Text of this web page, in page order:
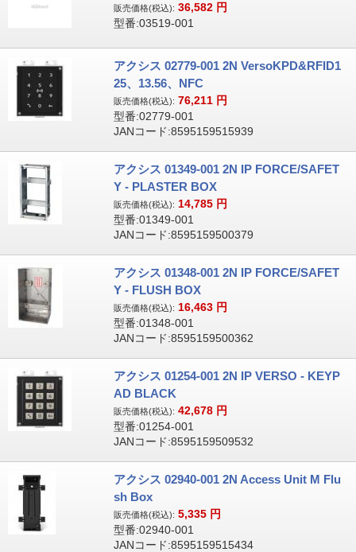
販売価格(税込): 36,582 円
型番:03519-001
アクシス 02779-001 2N VersoKPD&RFID1
25、13.56、NFC
販売価格(税込): 76,211 円
型番:02779-001
JANコード:8595159515939
アクシス 01349-001 2N IP FORCE/SAFET
Y - PLASTER BOX
販売価格(税込): 14,785 円
型番:01349-001
JANコード:8595159500379
アクシス 01348-001 2N IP FORCE/SAFET
Y - FLUSH BOX
販売価格(税込): 16,463 円
型番:01348-001
JANコード:8595159500362
アクシス 01254-001 2N IP VERSO - KEYP
AD BLACK
販売価格(税込): 42,678 円
型番:01254-001
JANコード:8595159509532
アクシス 02940-001 2N Access Unit M Flu
sh Box
販売価格(税込): 5,335 円
型番:02940-001
JANコード:8595159515434